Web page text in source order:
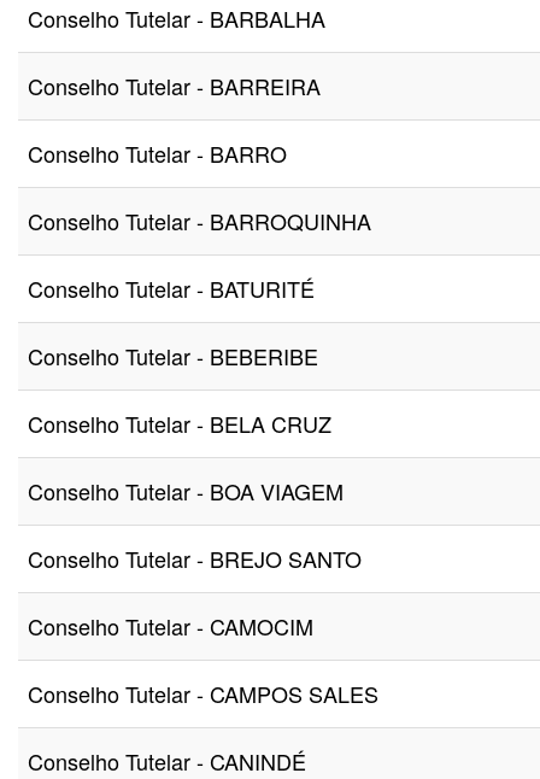
Conselho Tutelar - BARBALHA
Conselho Tutelar - BARREIRA
Conselho Tutelar - BARRO
Conselho Tutelar - BARROQUINHA
Conselho Tutelar - BATURITÉ
Conselho Tutelar - BEBERIBE
Conselho Tutelar - BELA CRUZ
Conselho Tutelar - BOA VIAGEM
Conselho Tutelar - BREJO SANTO
Conselho Tutelar - CAMOCIM
Conselho Tutelar - CAMPOS SALES
Conselho Tutelar - CANINDÉ